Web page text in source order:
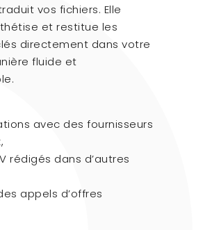
vos fichiers. Elle
et restitue les
directement dans votre
fluide et
avec des fournisseurs
rédigés dans d’autres
appels d’offres